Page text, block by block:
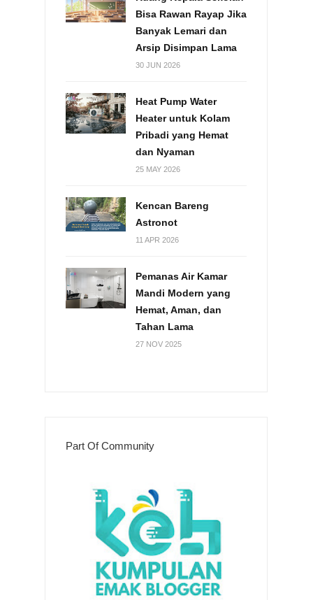
Bisa Rawan Rayap Jika
Banyak Lemari dan
Arsip Disimpan Lama
30 JUN 2026
Heat Pump Water
Heater untuk Kolam
Pribadi yang Hemat
dan Nyaman
25 MAY 2026
Kencan Bareng
Astronot
11 APR 2026
Pemanas Air Kamar
Mandi Modern yang
Hemat, Aman, dan
Tahan Lama
27 NOV 2025
Part Of Community